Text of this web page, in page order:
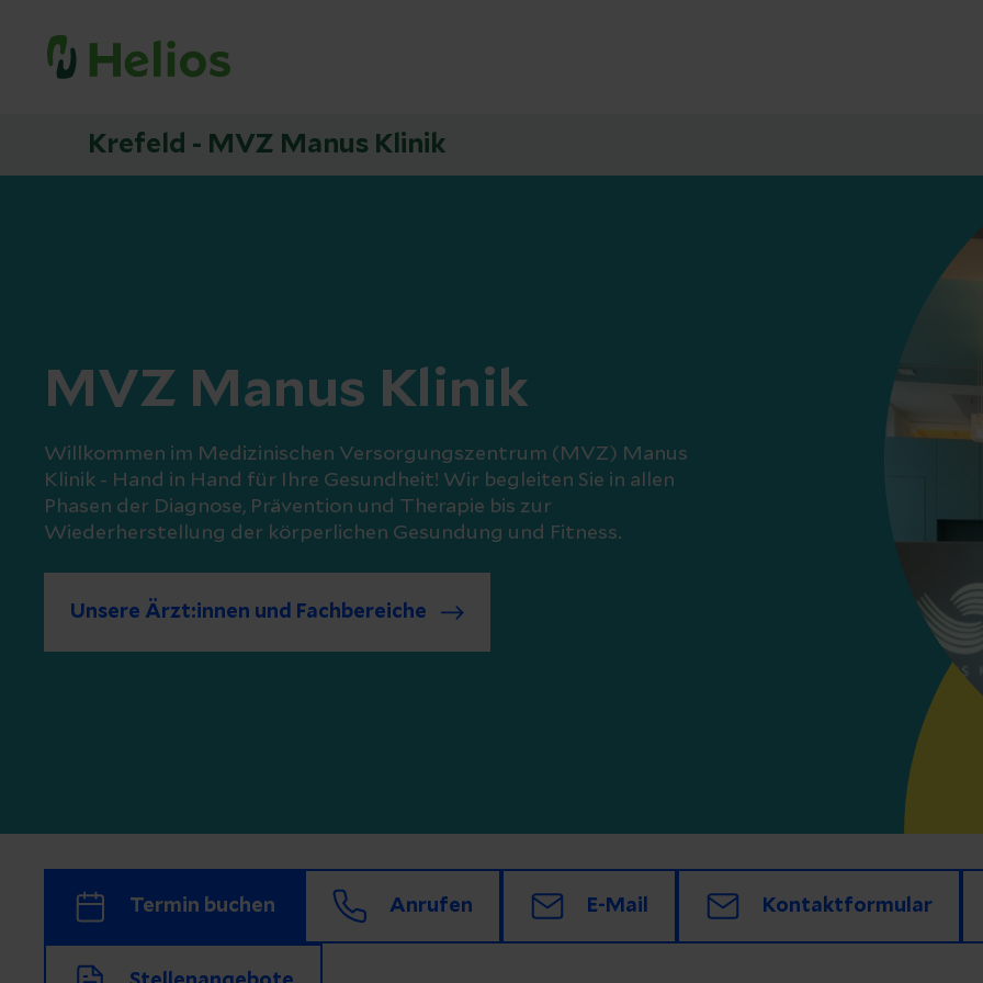
Krefeld - MVZ Manus Klinik
MVZ Manus Klinik
Willkommen im Medizinischen Versorgungszentrum (MVZ) Manus
Klinik - Hand in Hand für Ihre Gesundheit! Wir begleiten Sie in allen
Phasen der Diagnose, Prävention und Therapie bis zur
Wiederherstellung der körperlichen Gesundung und Fitness.
Unsere Ärzt:innen und Fachbereiche
Termin buchen Anrufen E-Mail Kontaktformular